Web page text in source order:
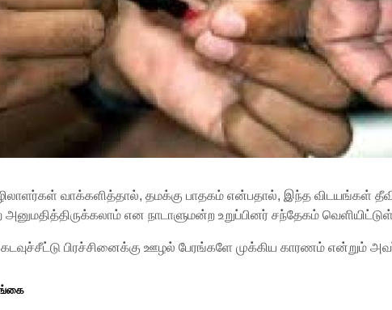
வாக்களித்தால், தமக்கு பாதகம் என்பதால், இந்த விடயங்கள்
என நாடாளுமன்ற உறுப்பினர் சந்தேகம்
பிரச்சினைக்கு ஊழல் பேரங்களே முக்கிய காரணம் என்றும் அவர்